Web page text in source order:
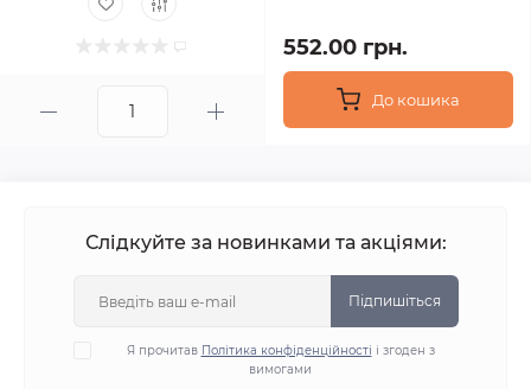
552.00 грн.
До кошика
Слідкуйте за новинками та акціями:
Підпишіться
Я прочитав Політика конфіденційності і згоден з
вимогами